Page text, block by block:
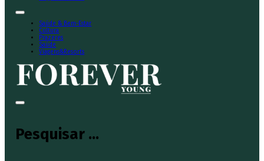
Saúde & Bem-Estar
Cultura
Prazeres
Saúde
Viagens&Resorts
Pesquisar ...